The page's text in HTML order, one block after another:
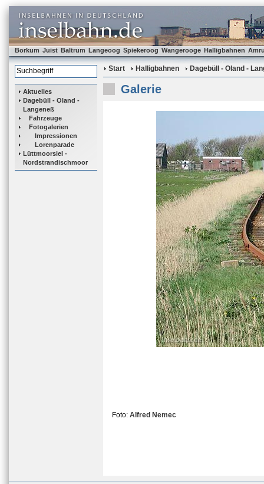
Borkum Juist Baltrum Langeoog Spiekeroog Wangerooge Halligbahnen
Aktuelles
Dagebüll - Oland -
Langeneß
Fahrzeuge
Fotogalerien
Impressionen
Lorenparade
Lüttmoorsiel -
Nordstrandischmoor
Start Halligbahnen Dagebüll - Oland -
Galerie
Foto: Alfred Nemec